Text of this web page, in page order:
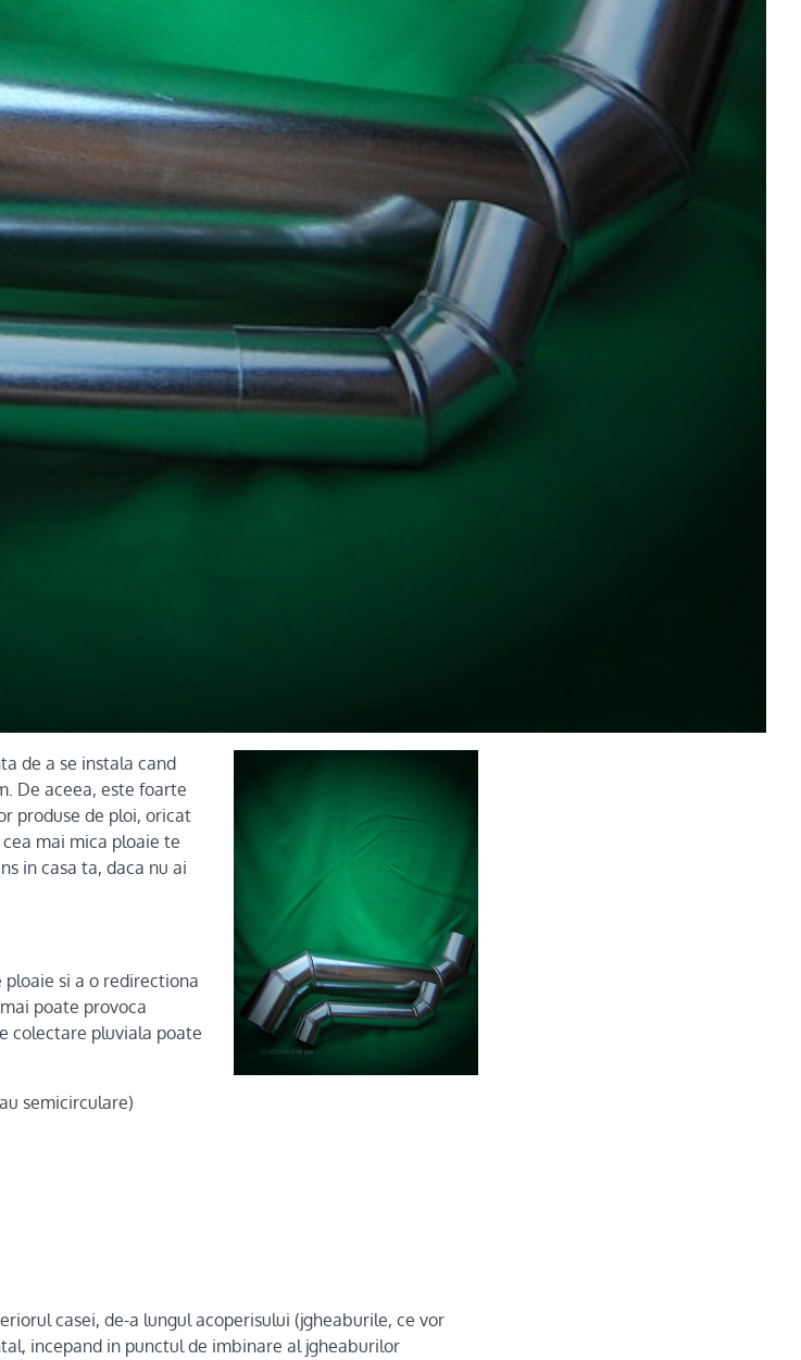
de a se instala cand
De aceea, este foarte
produse de ploi, oricat
mai mica ploaie te
in casa ta, daca nu ai
si a o redirectiona
poate provoca
colectare pluviala poate
semicirculare)
casei, de-a lungul acoperisului (jgheaburile, ce vor
incepand in punctul de imbinare al jgheaburilor